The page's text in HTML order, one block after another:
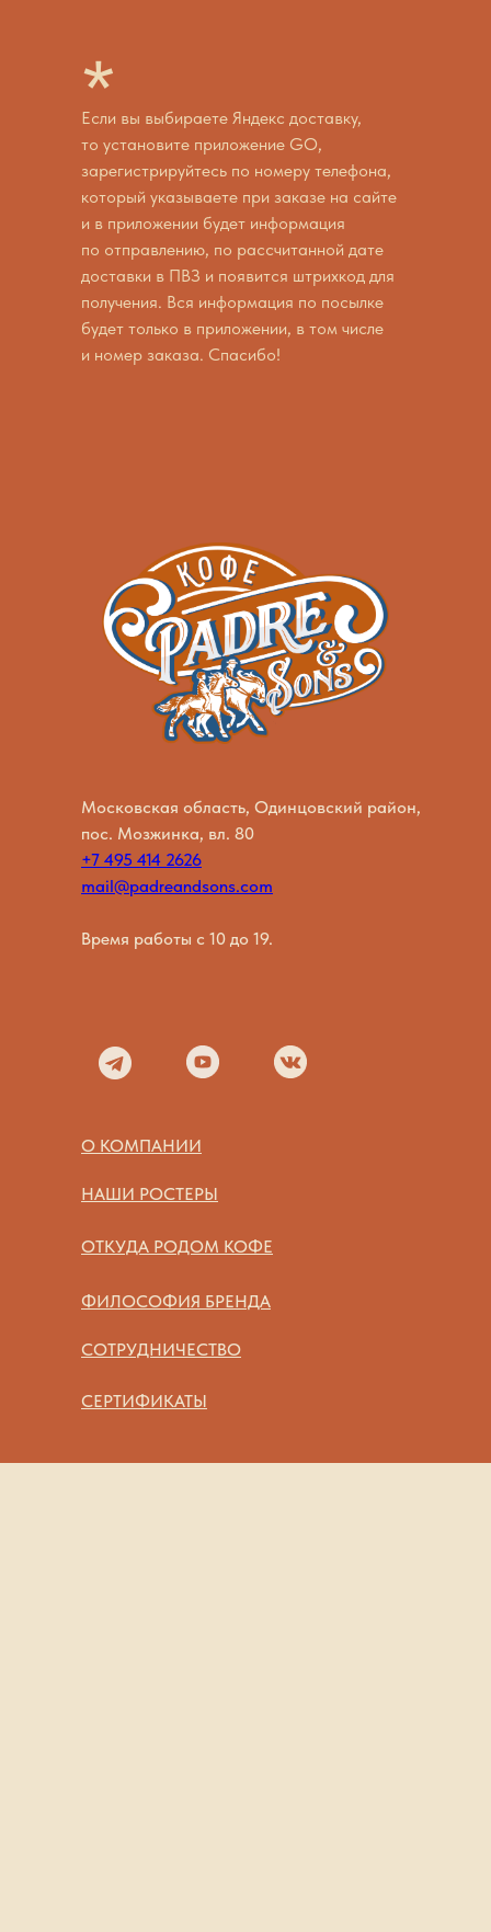
Если вы выбираете Яндекс доставку,
то установите приложение GO,
зарегистрируйтесь по номеру телефона,
который указываете при заказе на сайте
и в приложении будет информация
по отправлению, по рассчитанной дате
доставки в ПВЗ и появится штрихкод для
получения. Вся информация по посылке
будет только в приложении, в том числе
и номер заказа. Спасибо!
*
Московская область, Одинцовский район,
пос. Мозжинка, вл. 80
+7 495 414 2626
mail@padreandsons.com
Время работы с 10 до 19.
О КОМПАНИИ
НАШИ РОСТЕРЫ
ОТКУДА РОДОМ КОФЕ
ФИЛОСОФИЯ БРЕНДА
СОТРУДНИЧЕСТВО
СЕРТИФИКАТЫ